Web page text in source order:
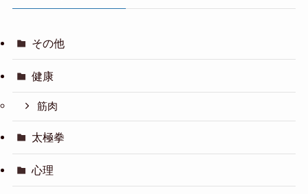
その他
健康
筋肉
太極拳
心理